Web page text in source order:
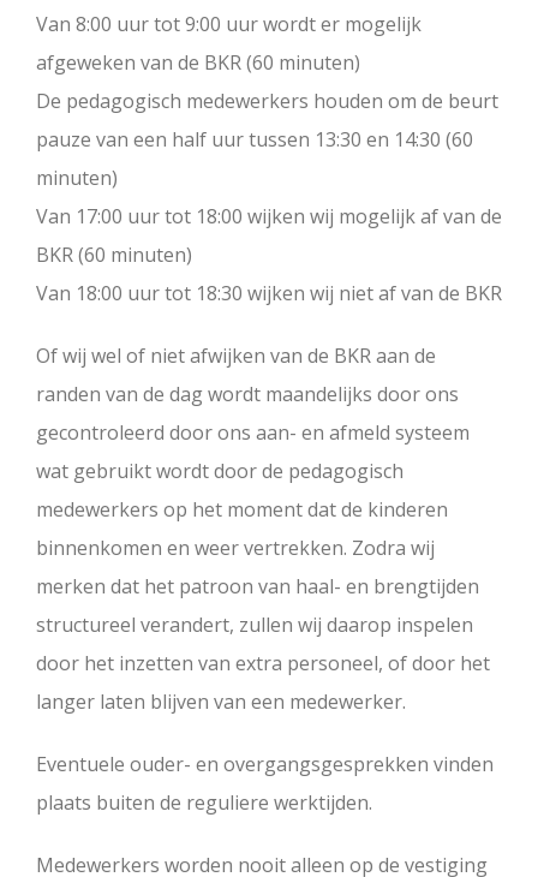
Van 8:00 uur tot 9:00 uur wordt er mogelijk
afgeweken van de BKR (60 minuten)
De pedagogisch medewerkers houden om de beurt
pauze van een half uur tussen 13:30 en 14:30 (60
minuten)
Van 17:00 uur tot 18:00 wijken wij mogelijk af van de
BKR (60 minuten)
Van 18:00 uur tot 18:30 wijken wij niet af van de BKR
Of wij wel of niet afwijken van de BKR aan de
randen van de dag wordt maandelijks door ons
gecontroleerd door ons aan- en afmeld systeem
wat gebruikt wordt door de pedagogisch
medewerkers op het moment dat de kinderen
binnenkomen en weer vertrekken. Zodra wij
merken dat het patroon van haal- en brengtijden
structureel verandert, zullen wij daarop inspelen
door het inzetten van extra personeel, of door het
langer laten blijven van een medewerker.
Eventuele ouder- en overgangsgesprekken vinden
plaats buiten de reguliere werktijden.
Medewerkers worden nooit alleen op de vestiging